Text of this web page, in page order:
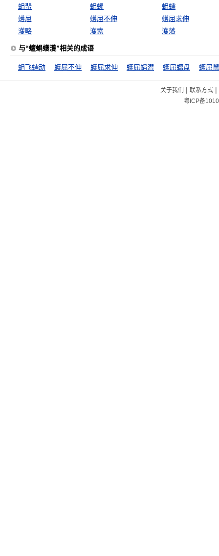
蜎蜚
蜎蠋
蜎蠕
蠖屈
蠖屈不伸
蠖屈求伸
濩略
濩索 濩落
与“蟺蜎蠖濩”相关的成语
蜎飞蠕动 蠖屈不伸 蠖屈求伸 蠖屈蜗潜 蠖屈螭盘 蠖屈
关于我们 | 联系方式|
粤ICP备